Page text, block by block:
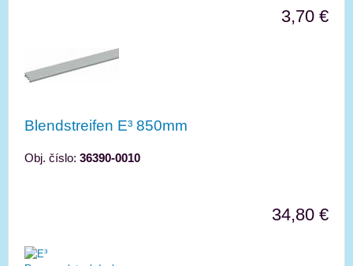
3,70 €
Blendstreifen E³ 850mm
Obj. číslo: 36390-0010
34,80 €